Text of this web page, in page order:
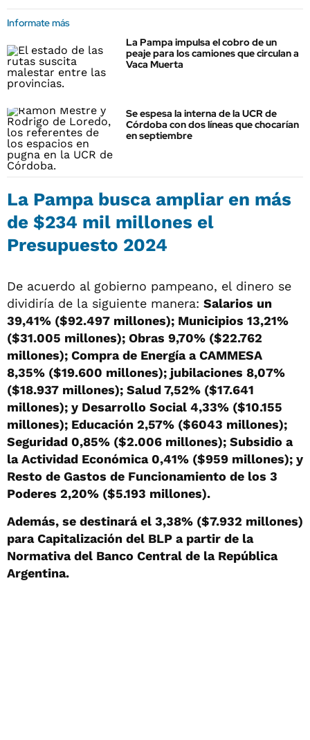
Informate más
La Pampa impulsa el cobro de un
peaje para los camiones que circulan a
Vaca Muerta
Se espesa la interna de la UCR de
Córdoba con dos líneas que chocarían
en septiembre
La Pampa busca ampliar en más
de $234 mil millones el
Presupuesto 2024
De acuerdo al gobierno pampeano, el dinero se
dividiría de la siguiente manera: Salarios un
39,41% ($92.497 millones); Municipios 13,21%
($31.005 millones); Obras 9,70% ($22.762
millones); Compra de Energía a CAMMESA
8,35% ($19.600 millones); jubilaciones 8,07%
($18.937 millones); Salud 7,52% ($17.641
millones); y Desarrollo Social 4,33% ($10.155
millones); Educación 2,57% ($6043 millones);
Seguridad 0,85% ($2.006 millones); Subsidio a
la Actividad Económica 0,41% ($959 millones); y
Resto de Gastos de Funcionamiento de los 3
Poderes 2,20% ($5.193 millones).
Además, se destinará el 3,38% ($7.932 millones)
para Capitalización del BLP a partir de la
Normativa del Banco Central de la República
Argentina.